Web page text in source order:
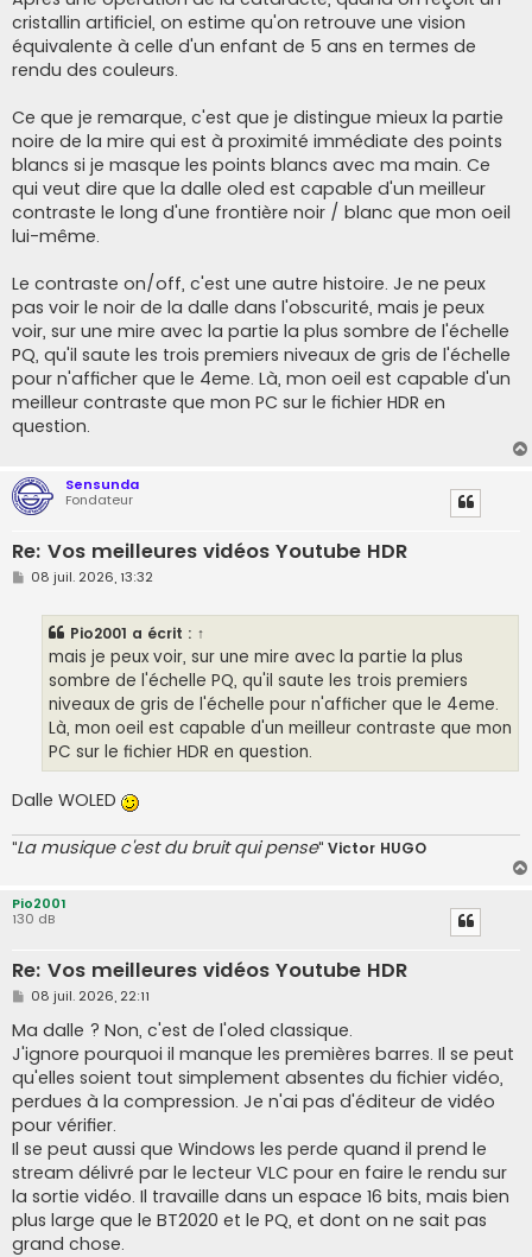
cristallin artificiel, on estime qu'on retrouve une vision
équivalente à celle d'un enfant de 5 ans en termes de
rendu des couleurs.
Ce que je remarque, c'est que je distingue mieux la partie
noire de la mire qui est à proximité immédiate des points
blancs si je masque les points blancs avec ma main. Ce
qui veut dire que la dalle oled est capable d'un meilleur
contraste le long d'une frontière noir / blanc que mon oeil
lui-même.
Le contraste on/off, c'est une autre histoire. Je ne peux
pas voir le noir de la dalle dans l'obscurité, mais je peux
voir, sur une mire avec la partie la plus sombre de l'échelle
PQ, qu'il saute les trois premiers niveaux de gris de l'échelle
pour n'afficher que le 4eme. Là, mon oeil est capable d'un
meilleur contraste que mon PC sur le fichier HDR en
question.
Sensunda
Fondateur
Re: Vos meilleures vidéos Youtube HDR
M
08 juil. 2026, 13:32
Pio2001 a écrit : ↑
mais je peux voir, sur une mire avec la partie la plus
sombre de l'échelle PQ, qu'il saute les trois premiers
niveaux de gris de l'échelle pour n'afficher que le 4eme.
Là, mon oeil est capable d'un meilleur contraste que mon
PC sur le fichier HDR en question.
Dalle WOLED
"La musique c'est du bruit qui pense" Victor HUGO
Pio2001
130 dB
Re: Vos meilleures vidéos Youtube HDR
M
s
s
a
g
e
08 juil. 2026, 22:11
Ma dalle ? Non, c'est de l'oled classique.
J'ignore pourquoi il manque les premières barres. Il se peut
qu'elles soient tout simplement absentes du fichier vidéo,
perdues à la compression. Je n'ai pas d'éditeur de vidéo
pour vérifier.
Il se peut aussi que Windows les perde quand il prend le
stream délivré par le lecteur VLC pour en faire le rendu sur
la sortie vidéo. Il travaille dans un espace 16 bits, mais bien
plus large que le BT2020 et le PQ, et dont on ne sait pas
grand chose.